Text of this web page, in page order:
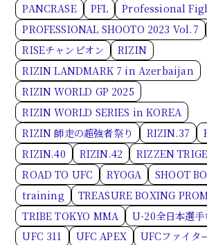
PANCRASE PFL
Professional
PROFESSIONAL SHOOTO 2023 Vol.7
RISEチャンピオン
RIZIN
RIZIN LANDMARK 7 in Azerbaijan
RIZIN WORLD GP 2025
RIZIN WORLD SERIES in KOREA
RIZIN 師走の超強者祭り
RIZIN.37
RIZIN.40
RIZIN.42
RIZZEN
ROAD TO UFC
RYOGA
SHOOT
training
TREASURE BOXING
TRIBE TOKYO MMA
U-20全日本選手
UFC 311
UFC APEX UFCファイタ